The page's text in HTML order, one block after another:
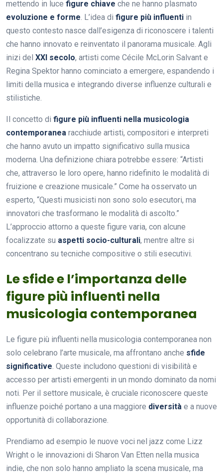
mettendo in luce figure chiave che ne hanno plasmato
evoluzione e forme. L’idea di figure più influenti in
questo contesto nasce dall’esigenza di riconoscere i talenti
che hanno innovato e reinventato il panorama musicale. Agli
inizi del XXI secolo, artisti come Cécile McLorin Salvant e
Regina Spektor hanno cominciato a emergere, espandendo i
limiti della musica e integrando diverse influenze culturali e
stilistiche.
Il concetto di figure più influenti nella musicologia
contemporanea racchiude artisti, compositori e interpreti
che hanno avuto un impatto significativo sulla musica
moderna. Una definizione chiara potrebbe essere: “Artisti
che, attraverso le loro opere, hanno ridefinito le modalità di
fruizione e creazione musicale.” Come ha osservato un
esperto, “Questi musicisti non sono solo esecutori, ma
innovatori che trasformano le modalità di ascolto.”
L’approccio attorno a queste figure varia, con alcune
focalizzate su aspetti socio-culturali, mentre altre si
concentrano su tecniche compositive o stili esecutivi.
Le sfide e l’importanza delle
figure più influenti nella
musicologia contemporanea
Le figure più influenti nella musicologia contemporanea non
solo celebrano l’arte musicale, ma affrontano anche sfide
significative. Queste includono questioni di visibilità e
accesso per artisti emergenti in un mondo dominato da nomi
noti. Per il settore musicale, è cruciale riconoscere queste
influenze poiché portano a una maggiore diversità e a nuove
opportunità di collaborazione.
Prendiamo ad esempio le nuove voci nel jazz come Lizz
Wright o le innovazioni di Sharon Van Etten nella musica
indie, che non solo hanno ampliato la scena musicale, ma